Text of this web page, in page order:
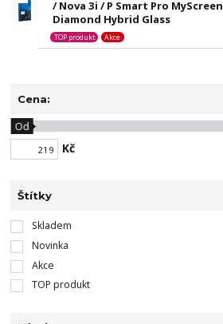
/ Nova 3i / P Smart Pro MyScreen
Diamond Hybrid Glass
TOP produkt Akce
Cena:
Kč
Od
Štítky
Skladem
Novinka
Akce
TOP produkt